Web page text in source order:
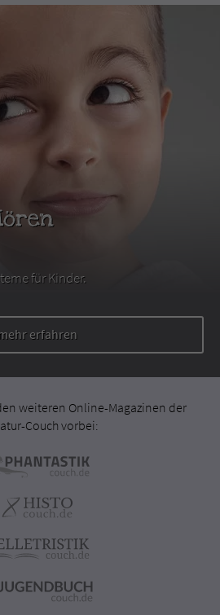
für Kinder.
erfahren
weiteren Online-Magazinen der
Couch vorbei: